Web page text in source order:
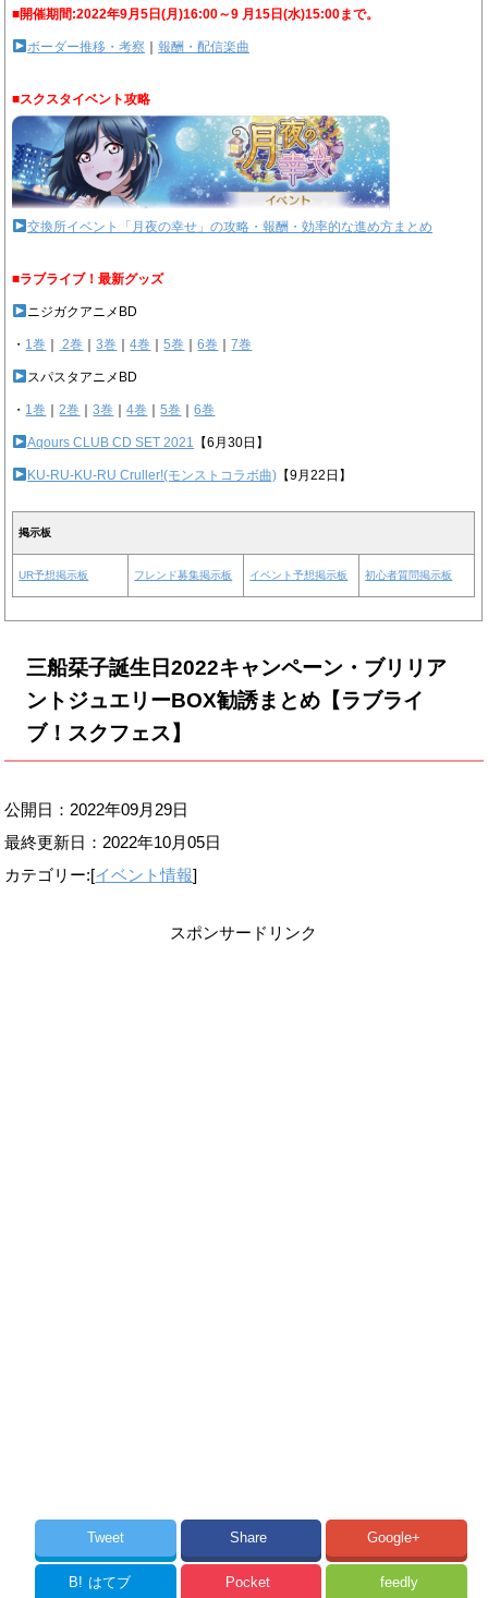
■開催期間:2022年9月5日(月)16:00～9 月15日(水)15:00まで。
ボーダー推移・考察 ｜報酬・配信楽曲
■スクスタイベント攻略
交換所イベント「月夜の幸せ」の攻略・報酬・効率的な進め方まとめ
■ラブライブ！最新グッズ
ニジガクアニメBD
・ 1巻 2巻 ｜3巻 ｜4巻 ｜5巻 ｜6巻 ｜7巻
スパスタアニメBD
・ 1巻 ｜2巻 ｜3巻 ｜4巻 ｜5巻 ｜6巻
Aqours CLUB CD SET 2021 【6月30日】
KU-RU-KU-RU Cruller!(モンストコラボ曲) 【9月22日】
掲示板
UR予想掲示板 フレンド募集掲示板 イベント予想掲示板 初心者質問掲示板
三船栞子誕生日2022キャンペーン・ブリリア
ントジュエリーBOX勧誘まとめ【ラブライ
ブ！スクフェス】
公開日：2022年09月29日
最終更新日： 2022年10月05日
カテゴリー:[イベント情報]
スポンサードリンク
Tweet Share Google+
B! はてブ Pocket feedly